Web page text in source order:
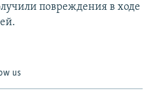
повреждения в ходе
us